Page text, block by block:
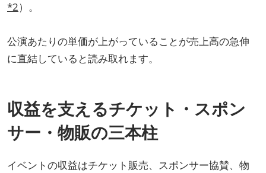
*2）。
公演あたりの単価が上がっていることが売上高の急伸
に直結していると読み取れます。
収益を支えるチケット・スポン
サー・物販の三本柱
イベントの収益はチケット販売、スポンサー協賛、物